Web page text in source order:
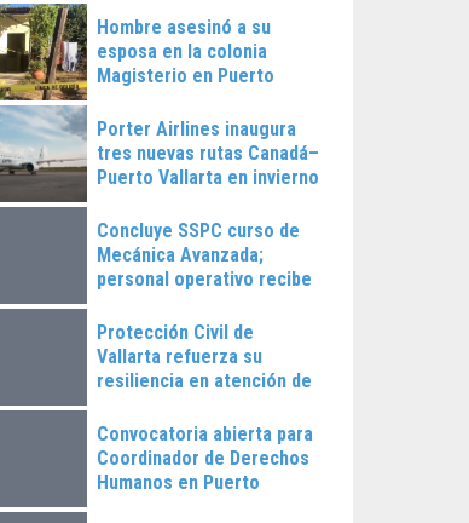
Hombre asesinó a su
esposa en la colonia
Magisterio en Puerto
Porter Airlines inaugura
tres nuevas rutas Canadá–
Puerto Vallarta en invierno
Concluye SSPC curso de
Mecánica Avanzada;
personal operativo recibe
Protección Civil de
Vallarta refuerza su
resiliencia en atención de
Convocatoria abierta para
Coordinador de Derechos
Humanos en Puerto